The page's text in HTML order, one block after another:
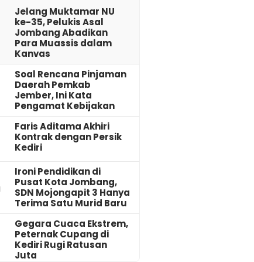
Jelang Muktamar NU
ke-35, Pelukis Asal
Jombang Abadikan
Para Muassis dalam
Kanvas
‎Soal Rencana Pinjaman
Daerah Pemkab
Jember, Ini Kata
Pengamat Kebijakan ‎
Faris Aditama Akhiri
Kontrak dengan Persik
Kediri
Ironi Pendidikan di
Pusat Kota Jombang,
SDN Mojongapit 3 Hanya
Terima Satu Murid Baru
‎Gegara Cuaca Ekstrem,
Peternak Cupang di
Kediri Rugi Ratusan
Juta